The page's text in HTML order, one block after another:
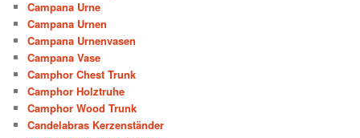
Campana Urne
Campana Urnen
Campana Urnenvasen
Campana Vase
Camphor Chest Trunk
Camphor Holztruhe
Camphor Wood Trunk
Candelabras Kerzenständer